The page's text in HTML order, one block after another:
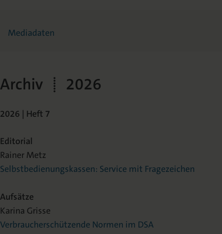
Mediadaten
Archiv | 2026
2026 | Heft 7
Editorial
Rainer Metz
Selbstbedienungskassen: Service mit Fragezeichen
Aufsätze
Karina Grisse
Verbraucherschützende Normen im DSA